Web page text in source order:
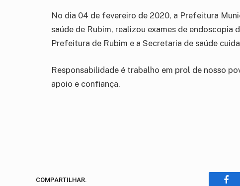
No dia 04 de fevereiro de 2020, a Prefeitura
saúde de Rubim, realizou exames de endoscopia
Prefeitura de Rubim e a Secretaria de saúde
Responsabilidade é trabalho em prol de nosso
apoio e confiança.
COMPARTILHAR.